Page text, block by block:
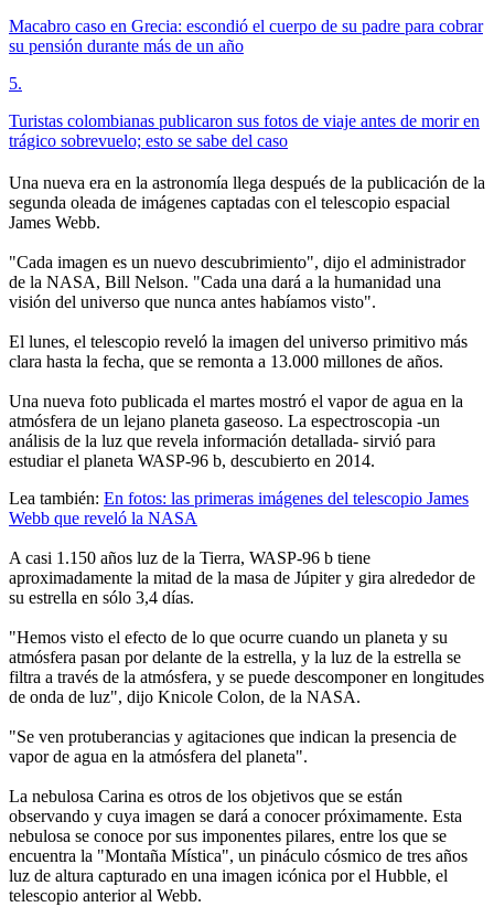
Macabro caso en Grecia: escondió el cuerpo de su padre para cobrar
su pensión durante más de un año
5.
Turistas colombianas publicaron sus fotos de viaje antes de morir en
trágico sobrevuelo; esto se sabe del caso
Una nueva era en la astronomía llega después de la publicación de la
segunda oleada de imágenes captadas con el telescopio espacial
James Webb.
"Cada imagen es un nuevo descubrimiento", dijo el administrador
de la NASA, Bill Nelson. "Cada una dará a la humanidad una
visión del universo que nunca antes habíamos visto".
El lunes, el telescopio reveló la imagen del universo primitivo más
clara hasta la fecha, que se remonta a 13.000 millones de años.
Una nueva foto publicada el martes mostró el vapor de agua en la
atmósfera de un lejano planeta gaseoso. La espectroscopia -un
análisis de la luz que revela información detallada- sirvió para
estudiar el planeta WASP-96 b, descubierto en 2014.
Lea también: En fotos: las primeras imágenes del telescopio James
Webb que reveló la NASA
A casi 1.150 años luz de la Tierra, WASP-96 b tiene
aproximadamente la mitad de la masa de Júpiter y gira alrededor de
su estrella en sólo 3,4 días.
"Hemos visto el efecto de lo que ocurre cuando un planeta y su
atmósfera pasan por delante de la estrella, y la luz de la estrella se
filtra a través de la atmósfera, y se puede descomponer en longitudes
de onda de luz", dijo Knicole Colon, de la NASA.
"Se ven protuberancias y agitaciones que indican la presencia de
vapor de agua en la atmósfera del planeta".
La nebulosa Carina es otros de los objetivos que se están
observando y cuya imagen se dará a conocer próximamente. Esta
nebulosa se conoce por sus imponentes pilares, entre los que se
encuentra la "Montaña Mística", un pináculo cósmico de tres años
luz de altura capturado en una imagen icónica por el Hubble, el
telescopio anterior al Webb.